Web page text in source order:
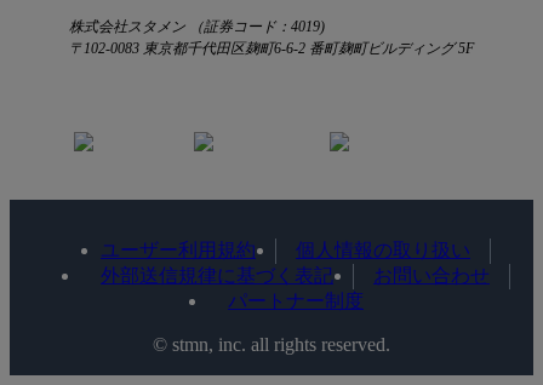
株式会社スタメン （証券コード：4019)
〒102-0083 東京都千代田区麹町6-6-2 番町麹町ビルディング 5F
ユーザー利用規約
個人情報の取り扱い
外部送信規律に基づく表記
お問い合わせ
パートナー制度
©️ stmn, inc. all rights reserved.